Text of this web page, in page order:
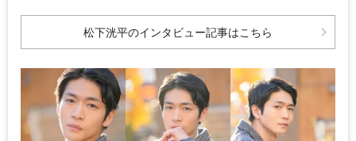
松下洸平のインタビュー記事はこちら